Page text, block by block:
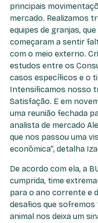
principais
mercado. Realizamos
equipes de granjas,
começaram a sentir
com o meio externo.
estudos entre os
casos específicos e o
Intensificamos nosso
Satisfação. E em
uma reunião fechada
analista de mercado
que nos passou uma
econômica”, detalha
De acordo com ela, a
cumprida, time
para o ano corrente e
desafios que sofremos
animal nos deixa um